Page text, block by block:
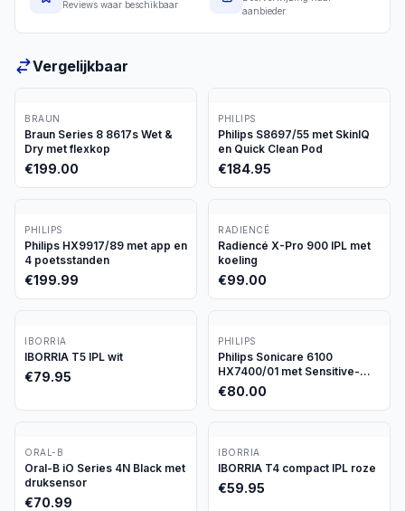
Reviews waar beschikbaar
aanbieder
Vergelijkbaar
BRAUN
Braun Series 8 8617s Wet &
Dry met flexkop
€199.00
PHILIPS
Philips S8697/55 met SkinIQ
en Quick Clean Pod
€184.95
PHILIPS
Philips HX9917/89 met app en
4 poetsstanden
€199.99
RADIENCÉ
Radiencé X-Pro 900 IPL met
koeling
€99.00
IBORRIA
IBORRIA T5 IPL wit
€79.95
PHILIPS
Philips Sonicare 6100
HX7400/01 met Sensitive-
stand
€80.00
ORAL-B
Oral-B iO Series 4N Black met
druksensor
€70.99
IBORRIA
IBORRIA T4 compact IPL roze
€59.95